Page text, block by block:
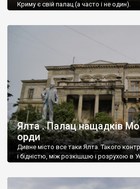
Криму є свій палац (а часто і не один).
Ялта . Палац нащадків
орди
Дивне місто все таки Ялта. Такого
і бідністю, між розкішшю і розрухою в